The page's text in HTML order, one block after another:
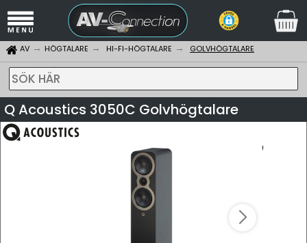
AV HÖGTALARE HI-FI-HÖGTALARE GOLVHÖGTALARE
SÖK HÄR
Q Acoustics 3050C Golvhögtalare